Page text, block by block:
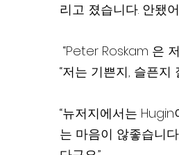
리고 졌습니다. 안됐
“저는 기쁜지, 슬픈지
“뉴저지에서는
는 마음이 않좋습니